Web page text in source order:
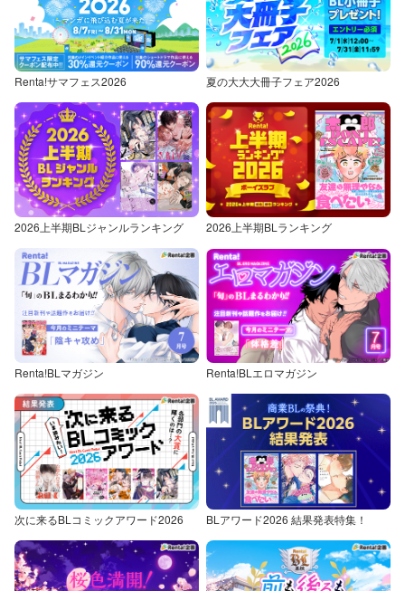
Renta!サマフェス2026 夏の大大大冊子フェア2026
2026上半期BLジャンルランキング 2026上半期BLランキング
Renta!BLマガジン Renta!BLエロマガジン
次に来るBLコミックアワード2026 BLアワード2026 結果発表特集！